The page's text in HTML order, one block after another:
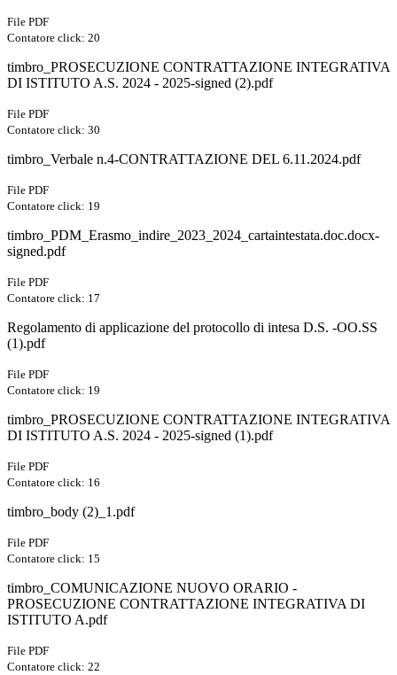
File PDF
Contatore click: 20
timbro_PROSECUZIONE CONTRATTAZIONE INTEGRATIVA
DI ISTITUTO A.S. 2024 - 2025-signed (2).pdf
File PDF
Contatore click: 30
timbro_Verbale n.4-CONTRATTAZIONE DEL 6.11.2024.pdf
File PDF
Contatore click: 19
timbro_PDM_Erasmo_indire_2023_2024_cartaintestata.doc.docx-
signed.pdf
File PDF
Contatore click: 17
Regolamento di applicazione del protocollo di intesa D.S. -OO.SS
(1).pdf
File PDF
Contatore click: 19
timbro_PROSECUZIONE CONTRATTAZIONE INTEGRATIVA
DI ISTITUTO A.S. 2024 - 2025-signed (1).pdf
File PDF
Contatore click: 16
timbro_body (2)_1.pdf
File PDF
Contatore click: 15
timbro_COMUNICAZIONE NUOVO ORARIO -
PROSECUZIONE CONTRATTAZIONE INTEGRATIVA DI
ISTITUTO A.pdf
File PDF
Contatore click: 22